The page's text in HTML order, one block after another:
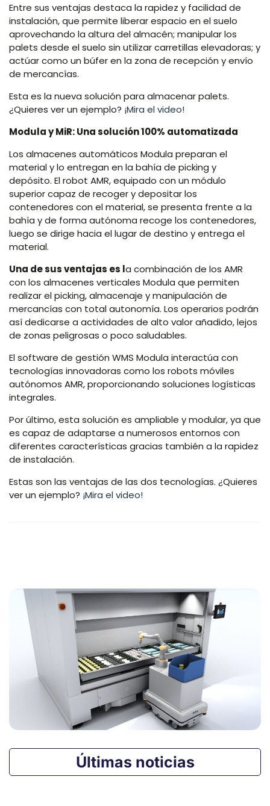
Entre sus ventajas destaca la rapidez y facilidad de
instalación, que permite liberar espacio en el suelo
aprovechando la altura del almacén; manipular los
palets desde el suelo sin utilizar carretillas elevadoras; y
actúar como un búfer en la zona de recepción y envío
de mercancías.
Esta es la nueva solución para almacenar palets.
¿Quieres ver un ejemplo? ¡Mira el video!
Modula y MiR: Una solución 100% automatizada
Los almacenes automáticos Modula preparan el
material y lo entregan en la bahía de picking y
depósito. El robot AMR, equipado con un módulo
superior capaz de recoger y depositar los
contenedores con el material, se presenta frente a la
bahía y de forma autónoma recoge los contenedores,
luego se dirige hacia el lugar de destino y entrega el
material.
Una de sus ventajas es la combinación de los AMR
con los almacenes verticales Modula que permiten
realizar el picking, almacenaje y manipulación de
mercancías con total autonomía. Los operarios podrán
así dedicarse a actividades de alto valor añadido, lejos
de zonas peligrosas o poco saludables.
El software de gestión WMS Modula interactúa con
tecnologías innovadoras como los robots móviles
autónomos AMR, proporcionando soluciones logísticas
integrales.
Por último, esta solución es ampliable y modular, ya que
es capaz de adaptarse a numerosos entornos con
diferentes características gracias también a la rapidez
de instalación.
Estas son las ventajas de las dos tecnologías. ¿Quieres
ver un ejemplo? ¡Mira el video!
Últimas noticias